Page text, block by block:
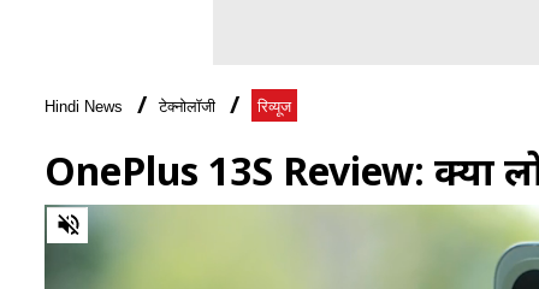
Hindi News टेक्नोलॉजी रिव्यूज
OnePlus 13S Review: क्यों
0
of